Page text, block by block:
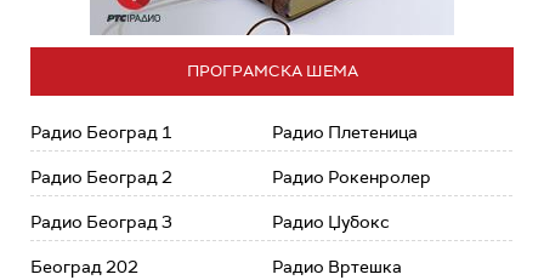
ПРОГРАМСКА ШЕМА
Радио Београд 1
Радио Београд 2
Радио Београд 3
Београд 202
Радио Плетеница
Радио Рокенролер
Радио Џубокс
Радио Вртешка